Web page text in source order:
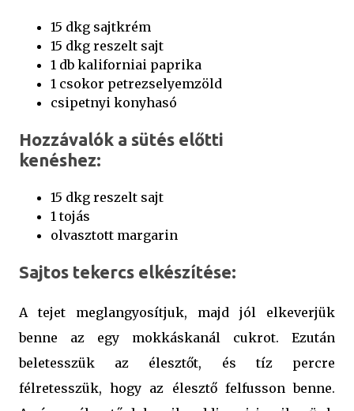
15 dkg sajtkrém
15 dkg reszelt sajt
1 db kaliforniai paprika
1 csokor petrezselyemzöld
csipetnyi konyhasó
Hozzávalók a sütés előtti
kenéshez:
15 dkg reszelt sajt
1 tojás
olvasztott margarin
Sajtos tekercs elkészítése:
A tejet meglangyosítjuk, majd jól elkeverjük
benne az egy mokkáskanál cukrot. Ezután
beletesszük az élesztőt, és tíz percre
félretesszük, hogy az élesztő felfusson benne.